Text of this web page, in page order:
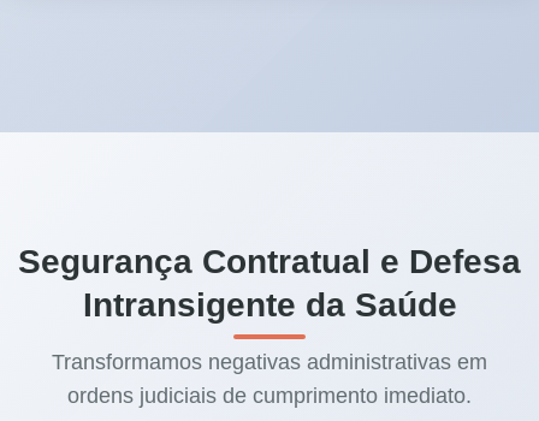
Segurança Contratual e Defesa
Intransigente da Saúde
Transformamos negativas administrativas em
ordens judiciais de cumprimento imediato.